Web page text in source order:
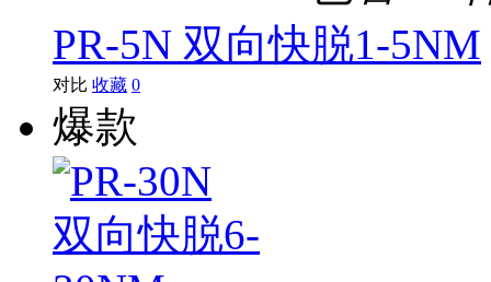
PR-5N 双向快脱1-5NM
对比 收藏 0
爆款